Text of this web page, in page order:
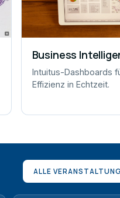
Business
Intuitus-Dashboards
Effizienz in Echtzeit.
ALLE